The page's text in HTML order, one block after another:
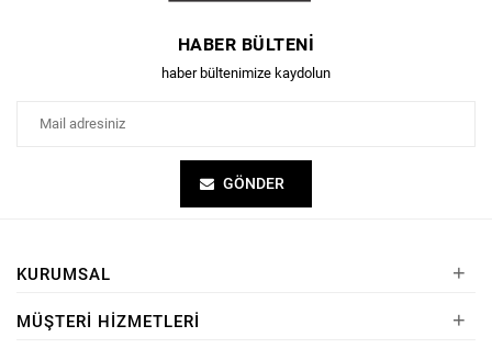
HABER BÜLTENI
haber bültenimize kaydolun
GÖNDER
KURUMSAL +
MÜŞTERI HIZMETLERI +